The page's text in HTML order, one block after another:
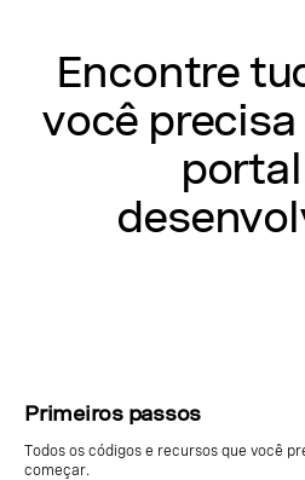
Encontre
você
Primeiros passos
Todos os códigos e recursos que você
começar.